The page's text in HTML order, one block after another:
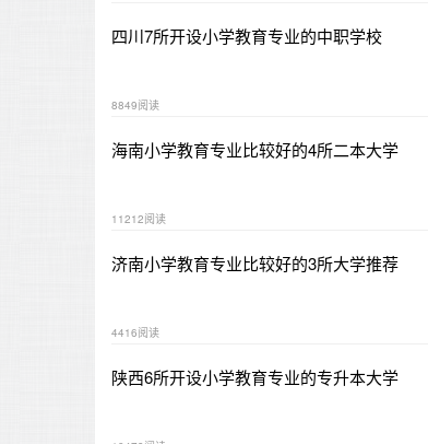
四川7所开设小学教育专业的中职学校
8849阅读
海南小学教育专业比较好的4所二本大学
11212阅读
济南小学教育专业比较好的3所大学推荐
4416阅读
陕西6所开设小学教育专业的专升本大学